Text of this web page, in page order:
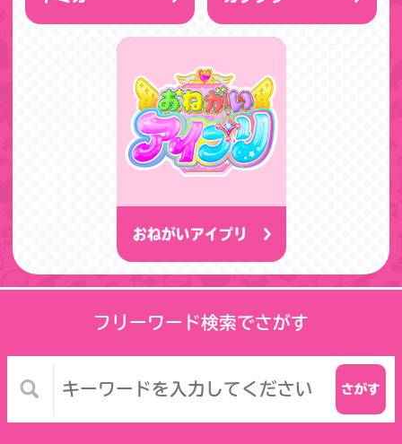
おねがいアイプリ
フリーワード検索でさがす